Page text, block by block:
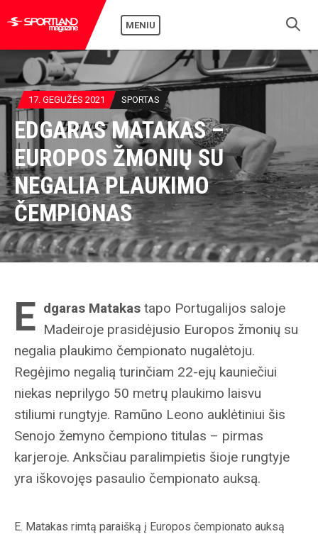
MENIU
17. GEGUŽĖS 2021 SPORTAS
EDGARAS MATAKAS –
EUROPOS ŽMONIŲ SU
NEGALIA PLAUKIMO
ČEMPIONAS
E dgaras Matakas tapo Portugalijos saloje
Madeiroje prasidėjusio Europos žmonių su
negalia plaukimo čempionato nugalėtoju.
Regėjimo negalią turinčiam 22-ejų kauniečiui
niekas neprilygo 50 metrų plaukimo laisvu
stiliumi rungtyje. Ramūno Leono auklėtiniui šis
Senojo žemyno čempiono titulas – pirmas
karjeroje. Anksčiau paralimpietis šioje rungtyje
yra iškovojęs pasaulio čempionato auksą.
E. Matakas rimtą paraišką į Europos čempionato auksą